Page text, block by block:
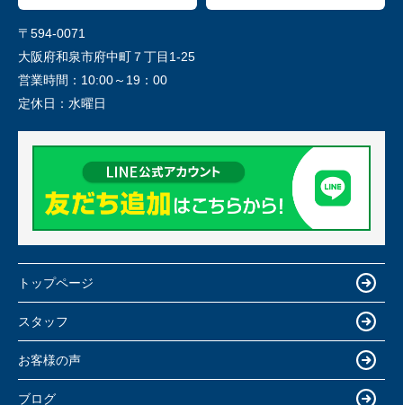
〒594-0071
大阪府和泉市府中町７丁目1-25
営業時間： 10:00～19：00
定休日： 水曜日
トップページ
スタッフ
お客様の声
ブログ